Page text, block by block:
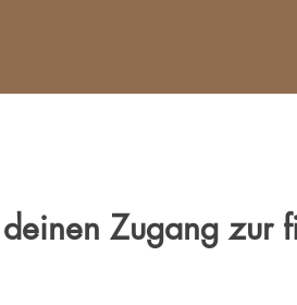
Zugang zur